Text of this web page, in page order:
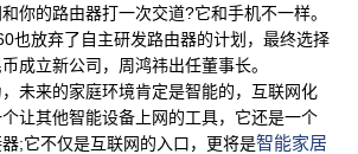
你的路由器打一次交道?它和手机不一样。
放弃了自主研发路由器的计划，最终选择
成立新公司，周鸿祎出任董事长。
来的家庭环境肯定是智能的，互联网化
让其他智能设备上网的工具，它还是一个
;它不仅是互联网的入口，更将是智能家居